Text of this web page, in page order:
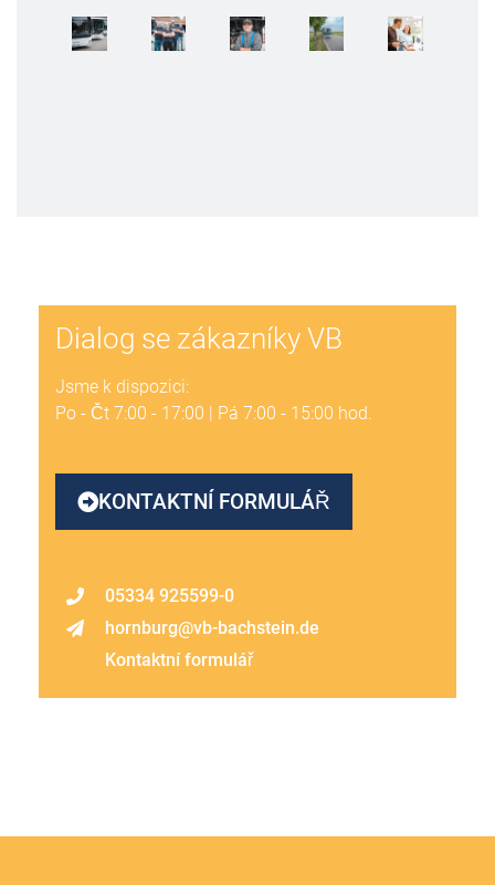
Dialog se zákazníky VB
Jsme k dispozici:
Po - Čt 7:00 - 17:00 | Pá 7:00 - 15:00 hod.
KONTAKTNÍ FORMULÁŘ
05334 925599-0
hornburg@vb-bachstein.de
Kontaktní formulář